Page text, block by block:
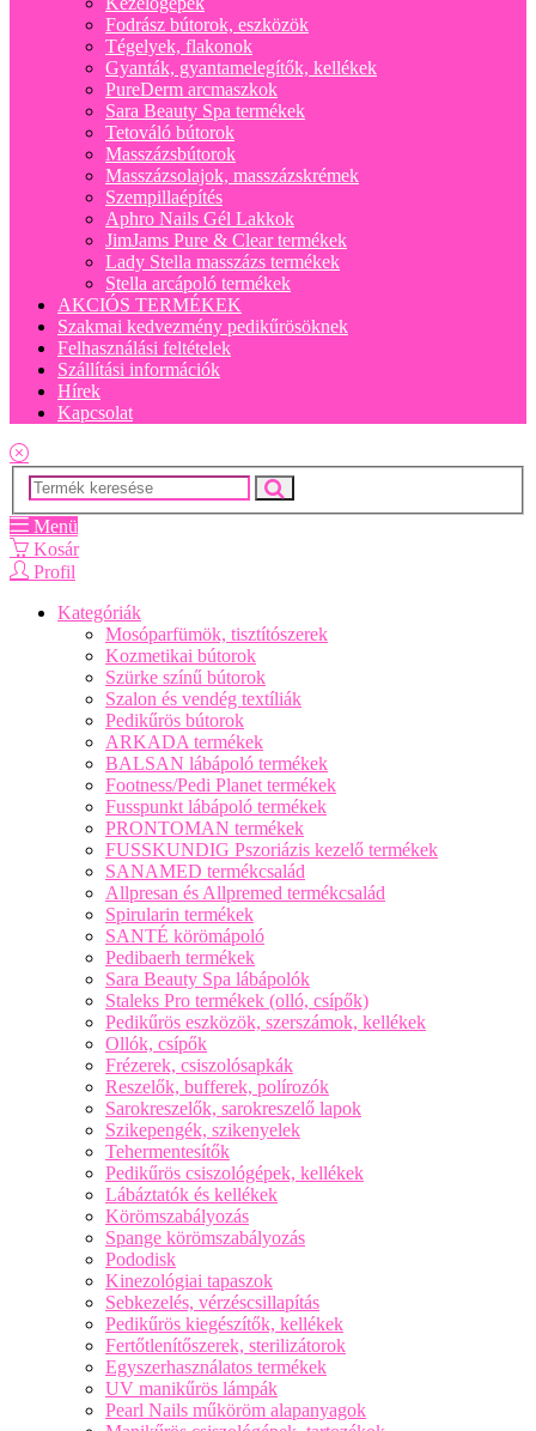
Fodrász bútorok, eszközök
Tégelyek, flakonok
Gyanták, gyantamelegítők, kellékek
PureDerm arcmaszkok
Sara Beauty Spa termékek
Tetováló bútorok
Masszázsbútorok
Masszázsolajok, masszázskrémek
Szempillaépítés
Aphro Nails Gél Lakkok
JimJams Pure & Clear termékek
Lady Stella masszázs termékek
Stella arcápoló termékek
AKCIÓS TERMÉKEK
Szakmai kedvezmény pedikűrösöknek
Felhasználási feltételek
Szállítási információk
Hírek
Kapcsolat
Menü
Kosár
Profil
Kategóriák
Mosóparfümök, tisztítószerek
Kozmetikai bútorok
Szürke színű bútorok
Szalon és vendég textíliák
Pedikűrös bútorok
ARKADA termékek
BALSAN lábápoló termékek
Footness/Pedi Planet termékek
Fusspunkt lábápoló termékek
PRONTOMAN termékek
FUSSKUNDIG Pszoriázis kezelő termékek
SANAMED termékcsalád
Allpresan és Allpremed termékcsalád
Spirularin termékek
SANTÉ körömápoló
Pedibaerh termékek
Sara Beauty Spa lábápolók
Staleks Pro termékek (olló, csípők)
Pedikűrös eszközök, szerszámok, kellékek
Ollók, csípők
Frézerek, csiszolósapkák
Reszelők, bufferek, polírozók
Sarokreszelők, sarokreszelő lapok
Szikepengék, szikenyelek
Tehermentesítők
Pedikűrös csiszológépek, kellékek
Lábáztatók és kellékek
Körömszabályozás
Spange körömszabályozás
Pododisk
Kinezológiai tapaszok
Sebkezelés, vérzéscsillapítás
Pedikűrös kiegészítők, kellékek
Fertőtlenítőszerek, sterilizátorok
Egyszerhasználatos termékek
UV manikűrös lámpák
Pearl Nails műköröm alapanyagok